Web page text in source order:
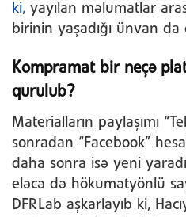
ki, yayılan məlumatlar
birinin yaşadığı ünvan da
Kompramat bir neçə
qurulub?
Materialların paylaşımı
sonradan “Facebook”
daha sonra isə yeni
eləcə də hökumətyönlü
DFRLab aşkarlayıb ki,